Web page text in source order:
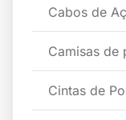
Cabos de
Camisas de
Cintas de